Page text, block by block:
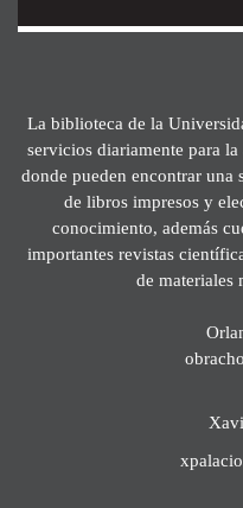
La biblioteca de la
servicios diariamente para
donde pueden encontrar una
de libros impresos y
conocimiento, además
importantes revistas
de materiales